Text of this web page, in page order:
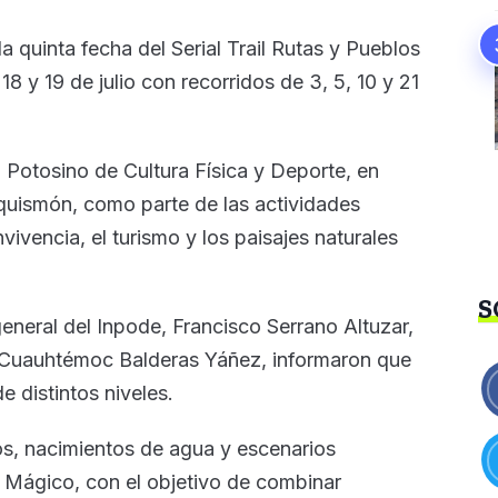
quinta fecha del Serial Trail Rutas y Pueblos
y 19 de julio con recorridos de 3, 5, 10 y 21
de Cultura Física y Deporte, en
como parte de las actividades
el turismo y los paisajes naturales
del Inpode, Francisco Serrano Altuzar,
Balderas Yáñez, informaron que
distintos niveles.
nacimientos de agua y escenarios
con el objetivo de combinar